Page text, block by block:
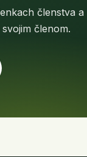
členstva a
členom.